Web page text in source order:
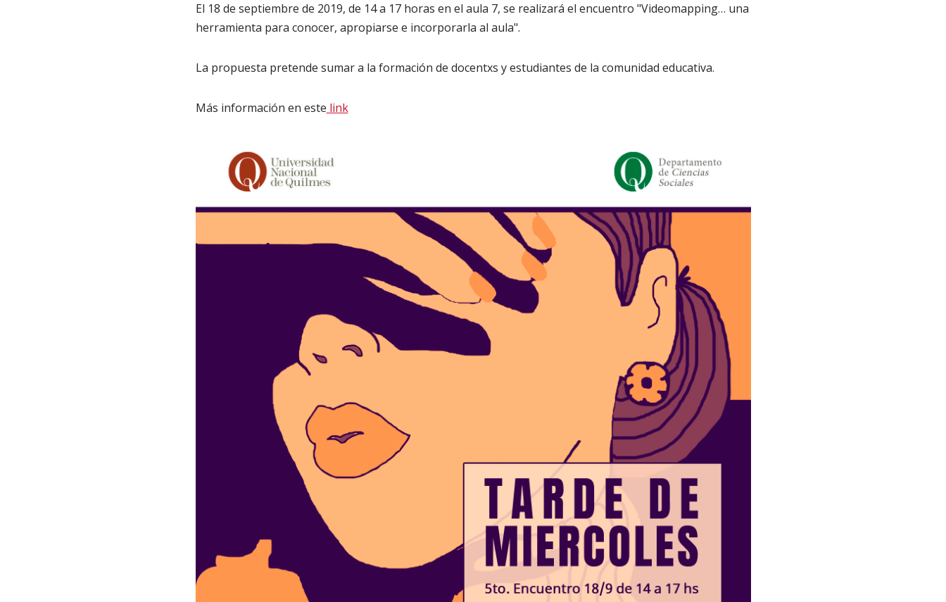
El 18 de septiembre de 2019, de 14 a 17 horas en el aula 7, se realizará el encuentro "Videomapping… una
herramienta para conocer, apropiarse e incorporarla al aula".
La propuesta pretende sumar a la formación de docentxs y estudiantes de la comunidad educativa.
Más información en este link